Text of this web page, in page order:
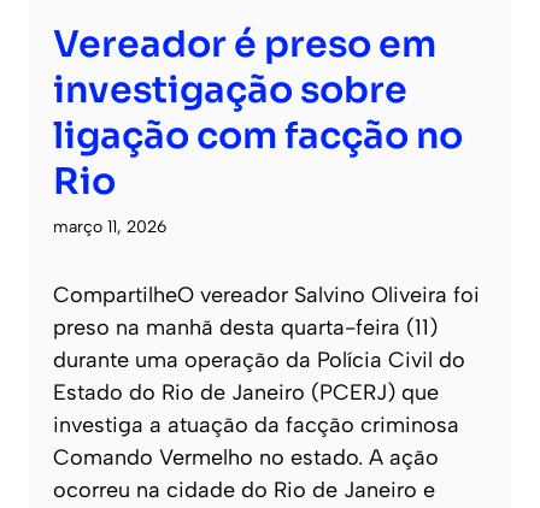
Vereador é preso em
investigação sobre
ligação com facção no
Rio
março 11, 2026
CompartilheO vereador Salvino Oliveira foi
preso na manhã desta quarta-feira (11)
durante uma operação da Polícia Civil do
Estado do Rio de Janeiro (PCERJ) que
investiga a atuação da facção criminosa
Comando Vermelho no estado. A ação
ocorreu na cidade do Rio de Janeiro e